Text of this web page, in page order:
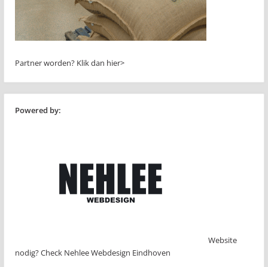
Partner worden? Klik dan hier>
Powered by:
Website
nodig? Check Nehlee Webdesign Eindhoven